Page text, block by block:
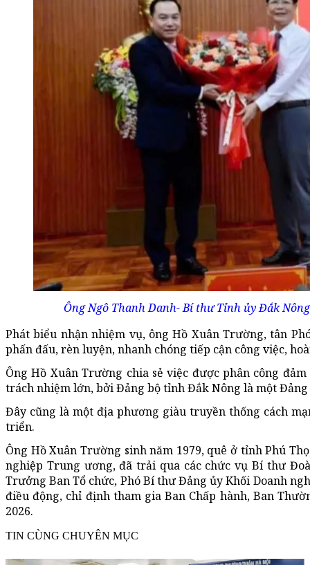
Ông Ngô Thanh Danh- Bí thư Tỉnh ủy Đắk
Phát biểu nhận nhiệm vụ, ông Hồ Xuân Trường, tân
phấn đấu, rèn luyện, nhanh chóng tiếp cận công việc,
Ông Hồ Xuân Trường chia sẻ việc được phân công
trách nhiệm lớn, bởi Đảng bộ tỉnh Đắk Nông là một
Đây cũng là một địa phương giàu truyền thống cách
triển.
Ông Hồ Xuân Trường sinh năm 1979, quê ở tỉnh Phú
nghiệp Trung ương, đã trải qua các chức vụ Bí thư
Trưởng Ban Tổ chức, Phó Bí thư Đảng ủy Khối Doanh
điều động, chỉ định tham gia Ban Chấp hành, Ban
2026.
TIN CÙNG CHUYÊN MỤC